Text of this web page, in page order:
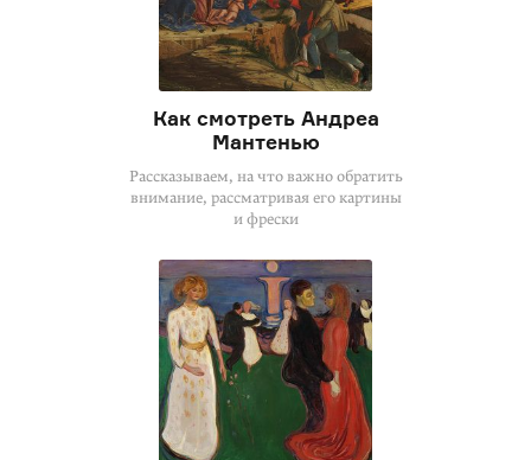
Как смотреть Андреа
Мантенью
Рассказываем, на что важно обратить
внимание, рассматривая его картины
и фрески